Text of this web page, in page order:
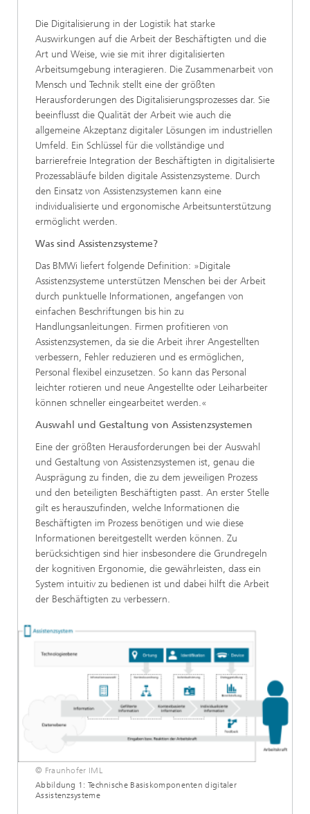
Die Digitalisierung in der Logistik hat starke
Auswirkungen auf die Arbeit der Beschäftigten und die
Art und Weise, wie sie mit ihrer digitalisierten
Arbeitsumgebung interagieren. Die Zusammenarbeit von
Mensch und Technik stellt eine der größten
Herausforderungen des Digitalisierungsprozesses dar. Sie
beeinflusst die Qualität der Arbeit wie auch die
allgemeine Akzeptanz digitaler Lösungen im industriellen
Umfeld. Ein Schlüssel für die vollständige und
barrierefreie Integration der Beschäftigten in digitalisierte
Prozessabläufe bilden digitale Assistenzsysteme. Durch
den Einsatz von Assistenzsystemen kann eine
individualisierte und ergonomische Arbeitsunterstützung
ermöglicht werden.
Was sind Assistenzsysteme?
Das BMWi liefert folgende Definition: »Digitale
Assistenzsysteme unterstützen Menschen bei der Arbeit
durch punktuelle Informationen, angefangen von
einfachen Beschriftungen bis hin zu
Handlungsanleitungen. Firmen profitieren von
Assistenzsystemen, da sie die Arbeit ihrer Angestellten
verbessern, Fehler reduzieren und es ermöglichen,
Personal flexibel einzusetzen. So kann das Personal
leichter rotieren und neue Angestellte oder Leiharbeiter
können schneller eingearbeitet werden.«
Auswahl und Gestaltung von Assistenzsystemen
Eine der größten Herausforderungen bei der Auswahl
und Gestaltung von Assistenzsystemen ist, genau die
Ausprägung zu finden, die zu dem jeweiligen Prozess
und den beteiligten Beschäftigten passt. An erster Stelle
gilt es herauszufinden, welche Informationen die
Beschäftigten im Prozess benötigen und wie diese
Informationen bereitgestellt werden können. Zu
berücksichtigen sind hier insbesondere die Grundregeln
der kognitiven Ergonomie, die gewährleisten, dass ein
System intuitiv zu bedienen ist und dabei hilft die Arbeit
der Beschäftigten zu verbessern.
© Fraunhofer IML
Abbildung 1: Technische Basiskomponenten digitaler
Assistenzsysteme